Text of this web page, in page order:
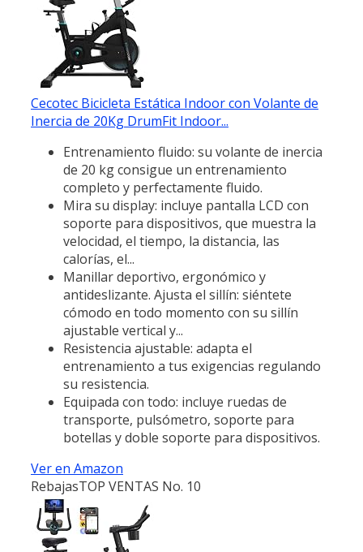
Cecotec Bicicleta Estática Indoor con Volante de
Inercia de 20Kg DrumFit Indoor...
Entrenamiento fluido: su volante de inercia
de 20 kg consigue un entrenamiento
completo y perfectamente fluido.
Mira su display: incluye pantalla LCD con
soporte para dispositivos, que muestra la
velocidad, el tiempo, la distancia, las
calorías, el...
Manillar deportivo, ergonómico y
antideslizante. Ajusta el sillín: siéntete
cómodo en todo momento con su sillín
ajustable vertical y...
Resistencia ajustable: adapta el
entrenamiento a tus exigencias regulando
su resistencia.
Equipada con todo: incluye ruedas de
transporte, pulsómetro, soporte para
botellas y doble soporte para dispositivos.
Ver en Amazon
RebajasTOP VENTAS No. 10